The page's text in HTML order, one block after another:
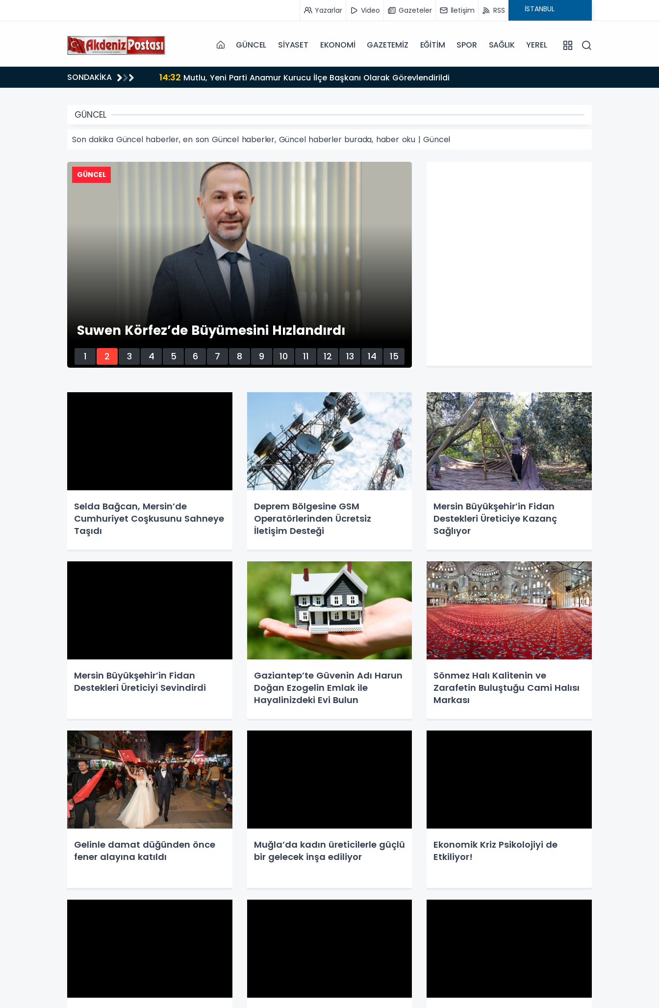
Yazarlar Video Gazeteler İletişim RSS
GÜNCEL SİYASET EKONOMİ GAZETEMİZ EĞİTİM SPOR SAĞLIK YEREL
SONDAKİKA 14:32 Mutlu, Yeni Parti Anamur Kurucu İlçe Başkanı Olarak Görevlendirildi
GÜNCEL
Son dakika Güncel haberler, en son Güncel haberler, Güncel haberler burada, haber oku | Güncel
GÜNCEL
Suwen Körfez’de Büyümesini Hızlandırdı
1 2 3 4 5 6 7 8 9 10 11 12 13 14 15
Selda Bağcan, Mersin’de
Cumhuriyet Coşkusunu Sahneye
Taşıdı
Deprem Bölgesine GSM
Operatörlerinden Ücretsiz
İletişim Desteği
Mersin Büyükşehir’in Fidan
Destekleri Üreticiye Kazanç
Sağlıyor
Mersin Büyükşehir’in Fidan
Destekleri Üreticiyi Sevindirdi
Gaziantep’te Güvenin Adı Harun
Doğan Ezogelin Emlak ile
Hayalinizdeki Evi Bulun
Sönmez Halı Kalitenin ve
Zarafetin Buluştuğu Cami Halısı
Markası
Gelinle damat düğünden önce
fener alayına katıldı
Muğla’da kadın üreticilerle güçlü
bir gelecek inşa ediliyor
Ekonomik Kriz Psikolojiyi de
Etkiliyor!